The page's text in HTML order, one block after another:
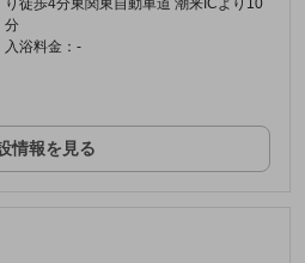
り徒歩4分東関東自動車道 潮来ICより10
分
入浴料金：-
情報を見る